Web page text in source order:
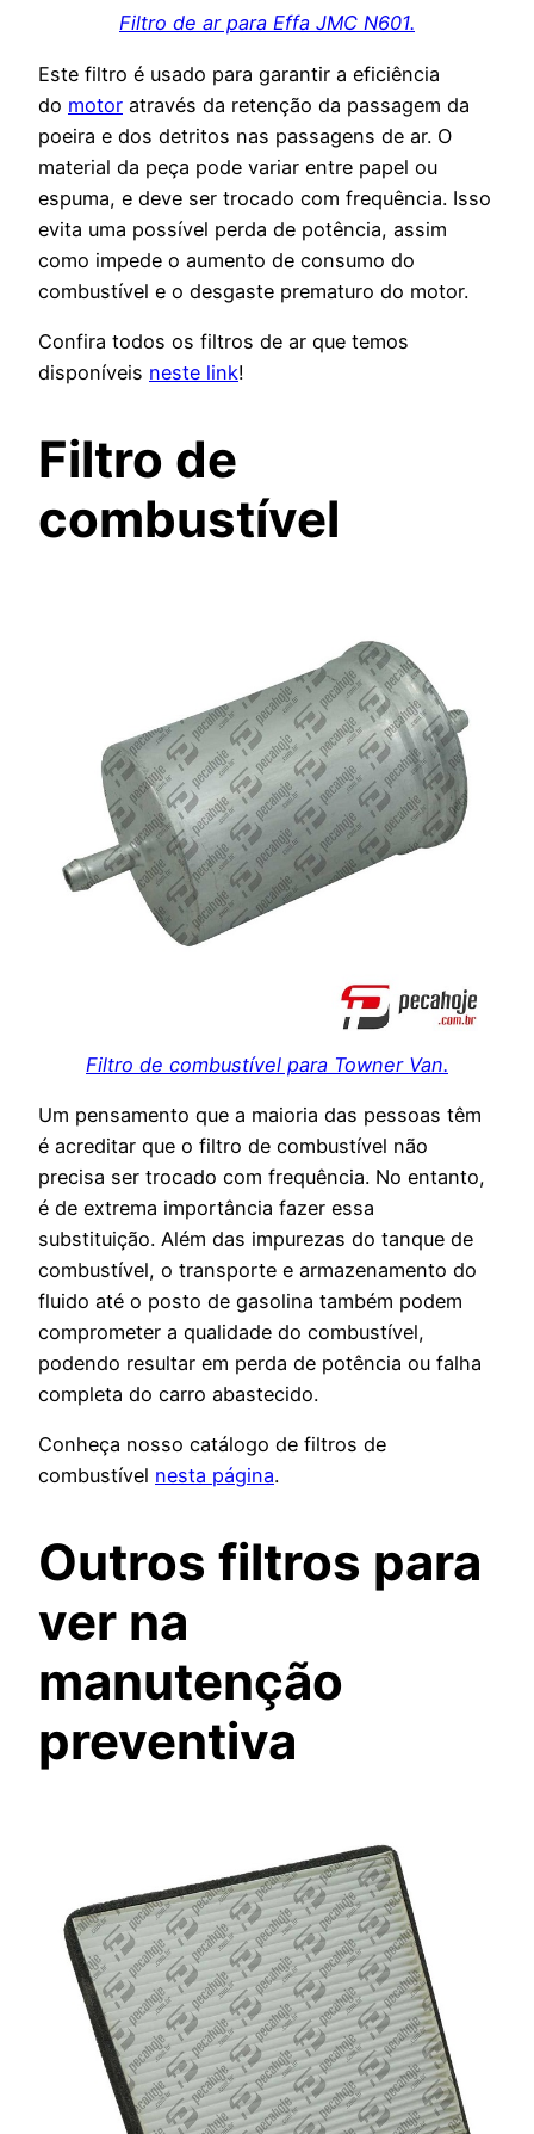
Filtro de ar para Effa JMC N601.
Este filtro é usado para garantir a eficiência
do motor através da retenção da passagem da
poeira e dos detritos nas passagens de ar. O
material da peça pode variar entre papel ou
espuma, e deve ser trocado com frequência. Isso
evita uma possível perda de potência, assim
como impede o aumento de consumo do
combustível e o desgaste prematuro do motor.
Confira todos os filtros de ar que temos
disponíveis neste link!
Filtro de
combustível
Filtro de combustível para Towner Van.
Um pensamento que a maioria das pessoas têm
é acreditar que o filtro de combustível não
precisa ser trocado com frequência. No entanto,
é de extrema importância fazer essa
substituição. Além das impurezas do tanque de
combustível, o transporte e armazenamento do
fluido até o posto de gasolina também podem
comprometer a qualidade do combustível,
podendo resultar em perda de potência ou falha
completa do carro abastecido.
Conheça nosso catálogo de filtros de
combustível nesta página.
Outros filtros para
ver na
manutenção
preventiva